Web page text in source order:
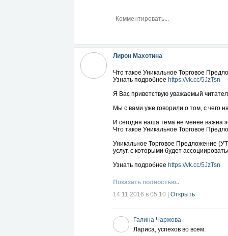
Лирон Махотина
Что такое Уникальное Торговое
Узнать подробнее https://vk.cc/5JzTsn
Я Вас приветствую уважаемый
Мы с вами уже говорили о том, с чего
И сегодня наша тема не менее важна
Что такое Уникальное Торговое
Уникальное Торговое Предложение
услуг, с которыми будет
Узнать подробнее https://vk.cc/5JzTsn
Показать полностью..
14.11.2016 в 05:10
Открыть
Галина Чаржова
Лариса, успехов во всем.